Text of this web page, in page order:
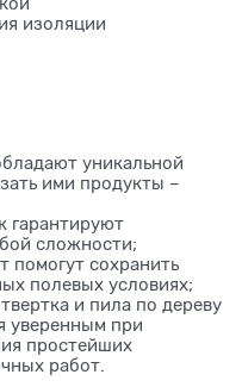
изоляции
уникальной
ими продукты –
гарантируют
сложности;
помогут сохранить
полевых условиях;
и пила по дереву
уверенным при
простейших
работ.